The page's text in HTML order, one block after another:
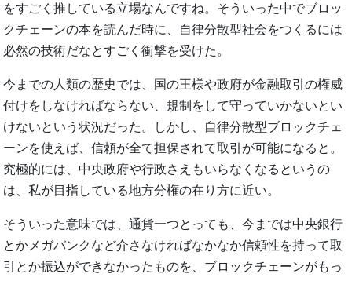
をすごく推している立場なんですね。そういった中でブロッ
クチェーンの本を読んだ時に、自律分散型社会をつくるには
必然の技術だなとすごく衝撃を受けた。
今までの人類の歴史では、国の王様や政府が金融取引の権威
付けをしなければならない、規制をして守っていかないとい
けないという状況だった。しかし、自律分散型ブロックチェ
ーンを使えば、信頼が全て担保されて取引が可能になると。
究極的には、中央政府や行政さえもいらなくなるというの
は、私が目指している地方分権の在り方に近い。
そういった意味では、通貨一つとっても、今までは中央銀行
とかメガバンクなど介さなければなかなか信頼性を持って取
引とか振込ができなかったものを、ブロックチェーンがもっ